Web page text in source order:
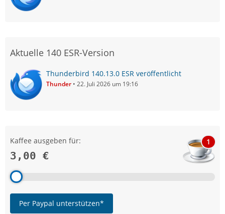
Aktuelle 140 ESR-Version
Thunderbird 140.13.0 ESR veröffentlicht
Thunder 22. Juli 2026 um 19:16
Kaffee ausgeben für:
3,00 €
1
Per Paypal unterstützen*